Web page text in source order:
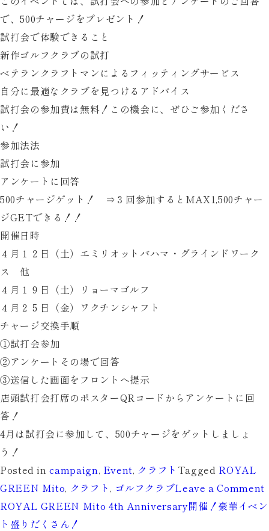
で、500チャージをプレゼント！
試打会で体験できること
新作ゴルフクラブの試打
ベテランクラフトマンによるフィッティングサービス
自分に最適なクラブを見つけるアドバイス
試打会の参加費は無料！この機会に、ぜひご参加くださ
い！
参加法法
試打会に参加
アンケートに回答
500チャージゲット！
⇒３回参加するとMAX1,500チャー
ジGETできる！！
開催日時
４月１２日（土）エミリオットバハマ・グラインドワーク
ス 他
４月１９日（土）リョーマゴルフ
４月２５日（金）ワクチンシャフト
チャージ交換手順
①試打会参加
②アンケートその場で回答
③送信した画面をフロントへ提示
店頭試打会打席のポスターQRコードからアンケートに回
答！
4月は試打会に参加して、500チャージをゲットしましょ
う！
Posted incampaign, Event, クラフト Tagged ROYAL
GREEN Mito, クラフト, ゴルフクラブLeave a Comment
ROYAL GREEN Mito 4th Anniversary開催！豪華イベン
ト盛りだくさん！